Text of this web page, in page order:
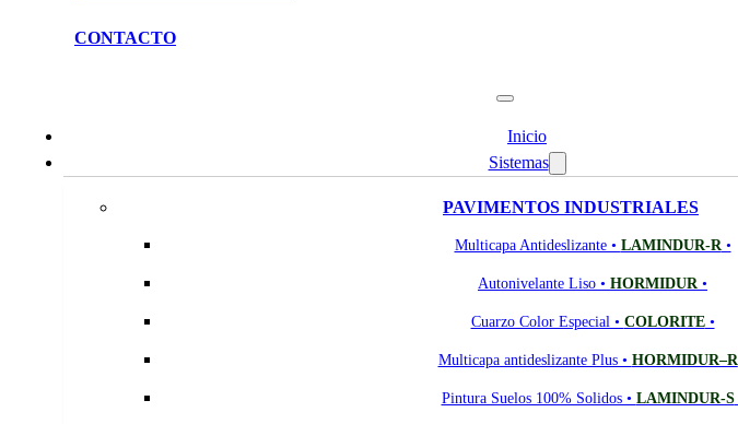
CONTACTO
Inicio
Sistemas
PAVIMENTOS INDUSTRIALES
Multicapa Antideslizante • LAMINDUR-R •
Autonivelante Liso • HORMIDUR •
Cuarzo Color Especial • COLORITE•
Multicapa antideslizante Plus • HORMIDUR–R
Pintura Suelos 100% Solidos • LAMINDUR-S